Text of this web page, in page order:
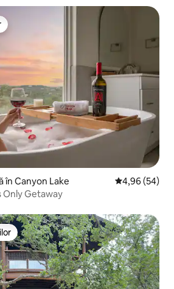
în Canyon Lake Scor mediu
4,96 (54)
Only Getaway
Alegerea oaspeților